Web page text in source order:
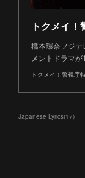
橋本環奈フジ
メントドラマが
トクメイ！警視庁
Japanese Lyrics(17)